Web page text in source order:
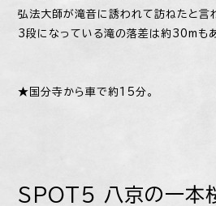
弘法大師が滝音に誘われて訪ねたと言
3段になっている滝の落差は約30mも
★国分寺から車で約15分。
SPOT5 ​​​​​​​八京の一本